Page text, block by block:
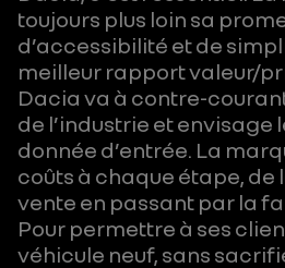
toujours plus loin sa
d’accessibilité et de
meilleur rapport valeur/
Dacia va à contre-
de l’industrie et envisage
donnée d’entrée. La
coûts à chaque étape, de
vente en passant par la
Pour permettre à ses
véhicule neuf, sans